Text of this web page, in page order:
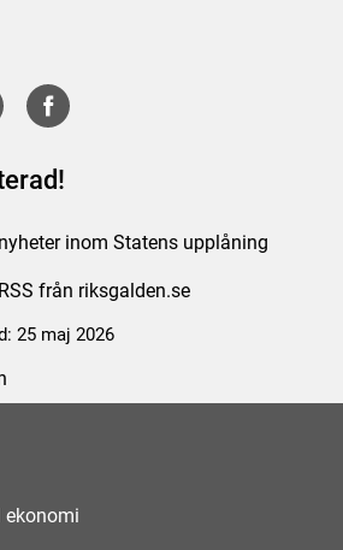
inom Statens upplåning
från riksgalden.se
25 maj 2026
ekonomi